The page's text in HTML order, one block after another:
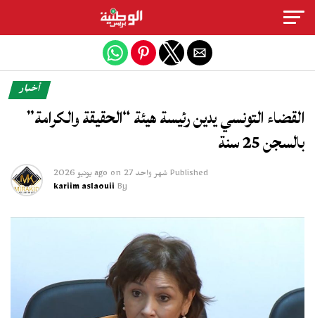
أخبار
القضاء التونسي يدين رئيسة هيئة “الحقيقة والكرامة”
بالسجن 25 سنة
Published شهر واحد ago on 27 يونيو 2026
By
kariim aslaouii
Exit mobile version